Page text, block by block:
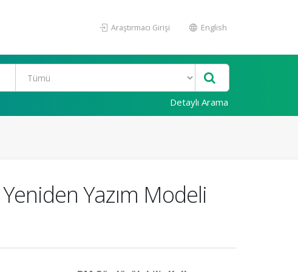
Araştırmacı Girişi English
Detaylı Arama
Yazım Modeli